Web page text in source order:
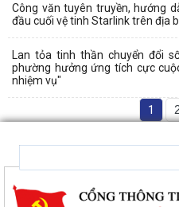
Công văn tuyên truyền, hướng
đầu cuối vệ tinh Starlink trên địa
Lan tỏa tinh thần chuyển đổi
phường hưởng ứng tích cực
nhiệm vụ"
1